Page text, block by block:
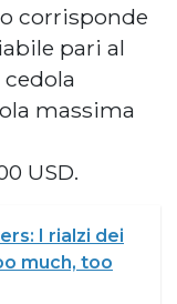
corrisponde
pari al
massima
USD.
I rialzi dei
much, too